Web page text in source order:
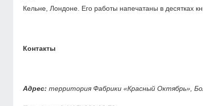
Кельне, Лондоне. Его работы напечатаны в десятках
Контакты
Адрес: территория Фабрики «Красный Октябрь»,